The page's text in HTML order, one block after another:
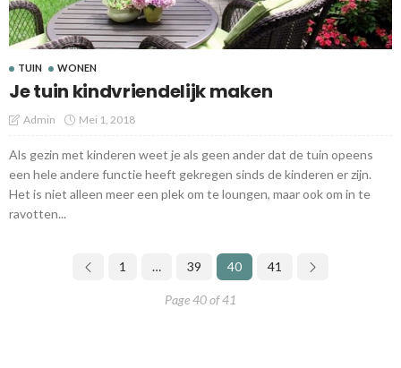
TUIN WONEN
Je tuin kindvriendelijk maken
Admin Mei 1, 2018
Als gezin met kinderen weet je als geen ander dat de tuin opeens
een hele andere functie heeft gekregen sinds de kinderen er zijn.
Het is niet alleen meer een plek om te loungen, maar ook om in te
ravotten...
1 … 39 40 41
Page 40 of 41